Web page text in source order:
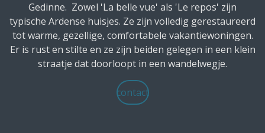
Gedinne. Zowel 'La belle vue' als 'Le repos' zijn
typische Ardense huisjes. Ze zijn volledig gerestaureerd
tot warme, gezellige, comfortabele vakantiewoningen.
Er is rust en stilte en ze zijn beiden gelegen in een klein
straatje dat doorloopt in een wandelwegje.
contact